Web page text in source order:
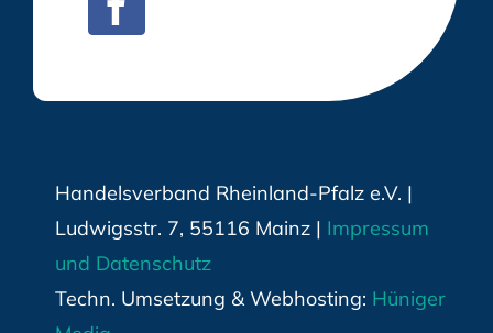
Handelsverband Rheinland-Pfalz e.V. |
Ludwigsstr. 7, 55116 Mainz | Impressum
und Datenschutz
Techn. Umsetzung & Webhosting: Hüniger